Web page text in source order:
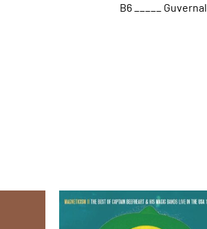
B6 _____ Guvernal